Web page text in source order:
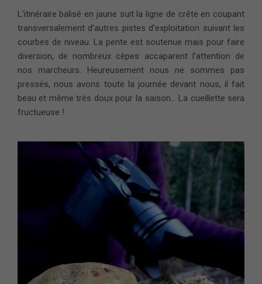
L’itinéraire balisé en jaune suit la ligne de crête en coupant
transversalement d’autres pistes d’exploitation suivant les
courbes de niveau. La pente est soutenue mais pour faire
diversion, de nombreux cèpes accaparent l’attention de
nos marcheurs. Heureusement nous ne sommes pas
pressés, nous avons toute la journée devant nous, il fait
beau et même très doux pour la saison… La cueillette sera
fructueuse !